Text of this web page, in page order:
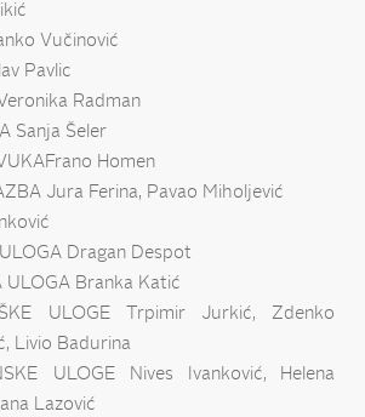
Vučinović
Pavlic
Radman
Sanja Šeler
Homen
Jura Ferina, Pavao Miholjević
Dragan Despot
ULOGA Branka Katić
ULOGE Trpimir Jurkić, Zdenko
Livio Badurina
ULOGE Nives Ivanković, Helena
Lazović